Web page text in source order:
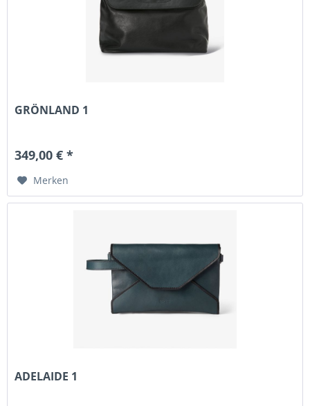
GRÖNLAND 1
349,00 € *
Merken
ADELAIDE 1